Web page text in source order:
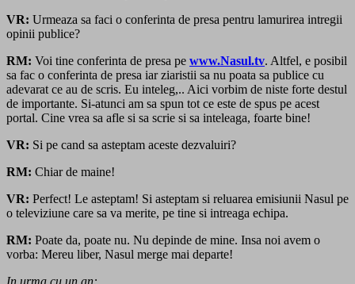
VR: Urmeaza sa faci o conferinta de presa pentru lamurirea intregii
opinii publice?
RM: Voi tine conferinta de presa pe www.Nasul.tv. Altfel, e posibil
sa fac o conferinta de presa iar ziaristii sa nu poata sa publice cu
adevarat ce au de scris. Eu inteleg,.. Aici vorbim de niste forte destul
de importante. Si-atunci am sa spun tot ce este de spus pe acest
portal. Cine vrea sa afle si sa scrie si sa inteleaga, foarte bine!
VR: Si pe cand sa asteptam aceste dezvaluiri?
RM: Chiar de maine!
VR: Perfect! Le asteptam! Si asteptam si reluarea emisiunii Nasul pe
o televiziune care sa va merite, pe tine si intreaga echipa.
RM: Poate da, poate nu. Nu depinde de mine. Insa noi avem o
vorba: Mereu liber, Nasul merge mai departe!
In urma cu un an: